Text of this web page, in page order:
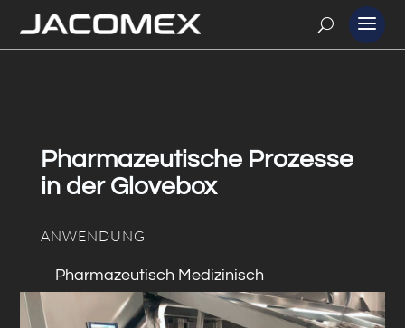
Pharmazeutische Prozesse
in der Glovebox
ANWENDUNG
Pharmazeutisch Medizinisch